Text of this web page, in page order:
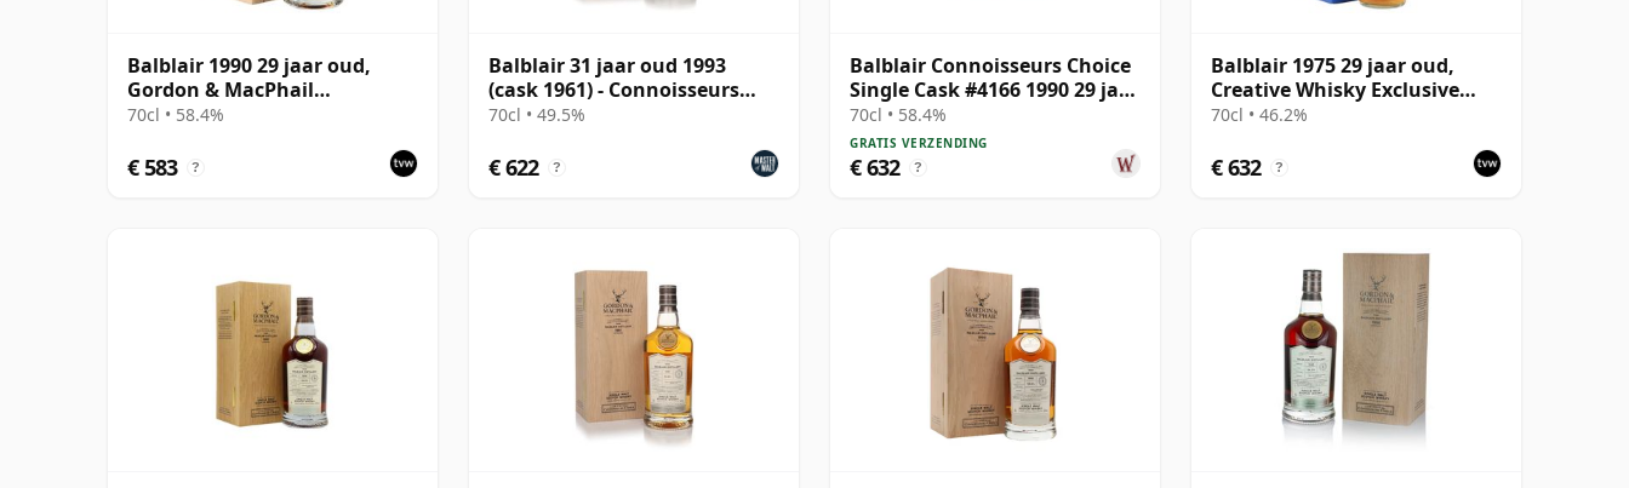
Balblair 1990 29 jaar oud,
Gordon & MacPhail
Connoisseurs Choice
70cl • 58.4%
€ 583 ?
Balblair 31 jaar oud 1993
(cask 1961) - Connoisseurs
Choice
70cl • 49.5%
€ 622 ?
Balblair Connoisseurs Choice
Single Cask #4166 1990 29 jaar
oud
70cl • 58.4%
GRATIS VERZENDING
€ 632 ?
Balblair 1975 29 jaar oud,
Creative Whisky Exclusive
Malts 2005 Bottling with
70cl • 46.2%
€ 632 ?